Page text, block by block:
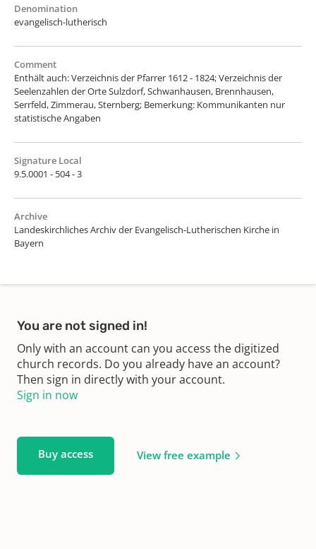
Denomination
evangelisch-lutherisch
Comment
Enthält auch: Verzeichnis der Pfarrer 1612 - 1824; Verzeichnis der
Seelenzahlen der Orte Sulzdorf, Schwanhausen, Brennhausen,
Serrfeld, Zimmerau, Sternberg; Bemerkung: Kommunikanten nur
statistische Angaben
Signature Local
9.5.0001 - 504 - 3
Archive
Landeskirchliches Archiv der Evangelisch-Lutherischen Kirche in
Bayern
You are not signed in!
Only with an account can you access the digitized
church records. Do you already have an account?
Then sign in directly with your account.
Sign in now
Buy access View free example